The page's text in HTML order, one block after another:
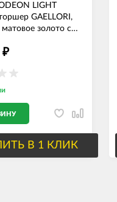
LIGHT
GAELLORI,
золото с
₽
В 1 КЛИК